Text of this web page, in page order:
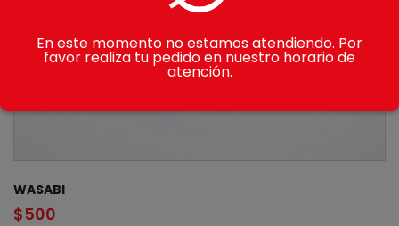
WASABI
$500
En este momento no estamos atendiendo. Por
favor realiza tu pedido en nuestro horario de
atención.